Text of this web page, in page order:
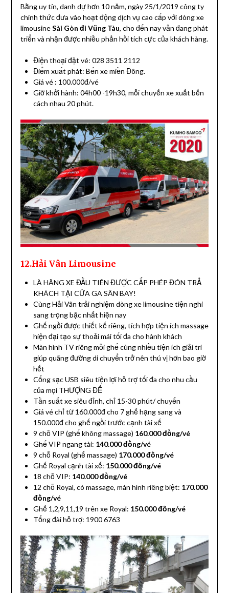
Bằng uy tín, danh dự hơn 10 năm, ngày 25/1/2019 công ty
chính thức đưa vào hoạt động dịch vụ cao cấp với dòng xe
limousineSài Gòn đi Vũng Tàu, cho đến nay vẫn đang phát
triển và nhận được nhiều phản hồi tích cực của khách hàng.
Điện thoại đặt vé: 028 3511 2112
Điểm xuất phát: Bến xe miền Đông.
Giá vé : 100.000đ/vé
Giờ khởi hành: 04h00 -19h30, mỗi chuyến xe xuất bến
cách nhau 20 phút.
12.Hải Vân Limousine
LÀ HÃNG XE ĐẦU TIÊN ĐƯỢC CẤP PHÉP ĐÓN TRẢ
KHÁCH TẠI CỬA GA SÂN BAY!
Cùng Hải Vân trải nghiệm dòng xe limousine tiện nghi
sang trọng bậc nhất hiện nay
Ghế ngồi được thiết kế riêng, tích hợp tiện ích massage
hiện đại tạo sự thoải mái tối đa cho hành khách
Màn hình TV riêng mỗi ghế cùng nhiều tiện ích giải trí
giúp quãng đường di chuyển trở nên thú vị hơn bao giờ
hết
Cổng sạc USB siêu tiện lợi hỗ trợ tối đa cho nhu cầu
của mọi THƯỢNG ĐẾ
Tần suất xe siêu đỉnh, chỉ 15-30 phút/ chuyến
Giá vé chỉ từ 160.000đ cho 7 ghế hạng sang và
150.000đ cho ghế ngồi trước cạnh tài xế
9 chỗ VIP (ghế không massage) 160.000 đồng/vé
Ghế VIP ngang tài: 140.000 đồng/vé
9 chỗ Royal (ghế massage) 170.000 đồng/vé
Ghế Royal cạnh tài xế: 150.000 đồng/vé
18 chỗ VIP: 140.000 đồng/vé
12 chỗ Royal, có massage, màn hình riêng biệt: 170.000
đồng/vé
Ghế 1,2,9,11,19 trên xe Royal: 150.000 đồng/vé
Tổng đài hỗ trợ: 1900 6763